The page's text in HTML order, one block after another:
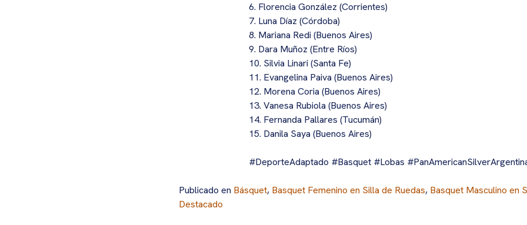
6. Florencia González (Corrientes)
7. Luna Díaz (Córdoba)
8. Mariana Redi (Buenos Aires)
9. Dara Muñoz (Entre Ríos)
10. Silvia Linari (Santa Fe)
11. Evangelina Paiva (Buenos Aires)
12. Morena Coria (Buenos Aires)
13. Vanesa Rubiola (Buenos Aires)
14. Fernanda Pallares (Tucumán)
15. Danila Saya (Buenos Aires)
#DeporteAdaptado #Basquet #Lobas
Publicado en Básquet, Basquet Femenino en Silla de Ruedas, Basquet Masculino en
Destacado